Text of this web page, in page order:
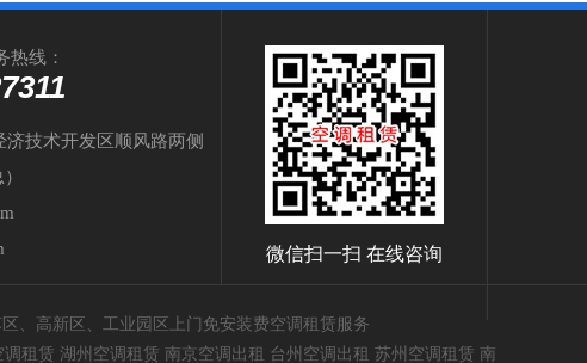
热线：
技术开发区顺风路两侧
微信扫一扫 在线咨询
、高新区、工业园区上门免安装费空调租赁服务
租赁 湖州空调租赁 南京空调出租 台州空调出租 苏州空调租赁 南